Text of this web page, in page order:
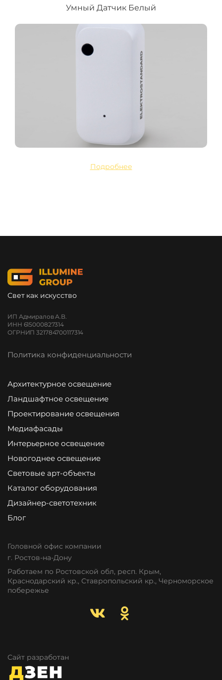
Умный Датчик Белый
Подробнее
Свет как искусство
ИП Адмиралов А.В.
ИНН 615000827314
ОГРНИП 321784700117314
Политика конфиденциальности
Архитектурное освещение
Ландшафтное освещение
Проектирование освещения
Медиафасады
Интерьерное освещение
Новогоднее освещение
Световые арт-объекты
Каталог оборудования
Дизайнер-светотехник
Блог
Головной офис компании
г. Ростов-на-Дону
Работаем по Ростовской обл, респ. Крым,
Краснодарский кр., Ставропольский кр., Черноморское
побережье
Сайт разработан